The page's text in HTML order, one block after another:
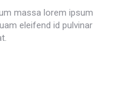
massa lorem ipsum
eleifend id pulvinar